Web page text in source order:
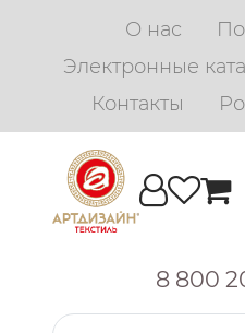
О нас
Электронные
Контакты
8 800